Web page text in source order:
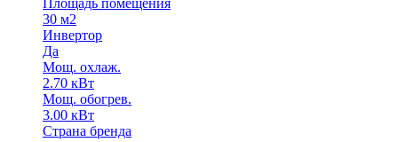
30 м2
Инвертор
Да
Мощ. охлаж.
2.70 кВт
Мощ. обогрев.
3.00 кВт
Страна бренда